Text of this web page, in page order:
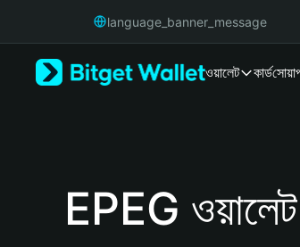
Русский
language_banner_message
ওয়ালেট কার্ড
EPEG ওয়ালেট